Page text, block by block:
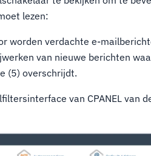
lezen:
worden verdachte e-
van nieuwe berichten
(5) overschrijdt.
van CPANEL van